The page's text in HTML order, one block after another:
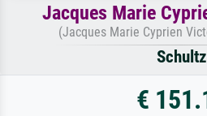
Jacques Marie
(Jacques Marie Cyprien
Schultz
€